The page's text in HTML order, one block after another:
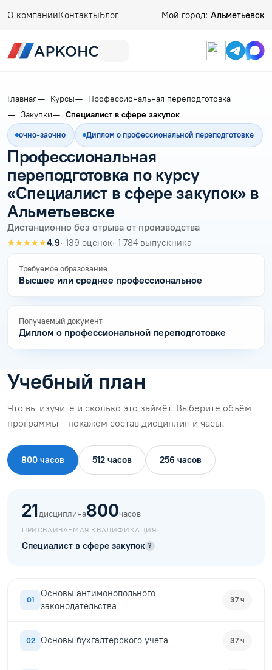
О компанииКонтактыБлог Мой город: Альметьевск
Главная Курсы
Профессиональная переподготовка
Закупки
Специалист в сфере закупок
очно-заочно Диплом о профессиональной переподготовке
Профессиональная
переподготовка по курсу
«Специалист в сфере закупок» в
Альметьевске
Дистанционно без отрыва от производства
★★★★★4.9· 139 оценок· 1 784 выпускника
Требуемое образование
Высшее или среднее профессиональное
Получаемый документ
Диплом о профессиональной переподготовке
Учебный план
Что вы изучите и сколько это займёт. Выберите объём
программы — покажем состав дисциплин и часы.
800 часов 512 часов 256 часов
21дисциплина800часов
ПРИСВАИВАЕМАЯ КВАЛИФИКАЦИЯ
Специалист в сфере закупок ?
01
Основы антимонопольного
законодательства
37 ч
02 Основы бухгалтерского учета 37 ч